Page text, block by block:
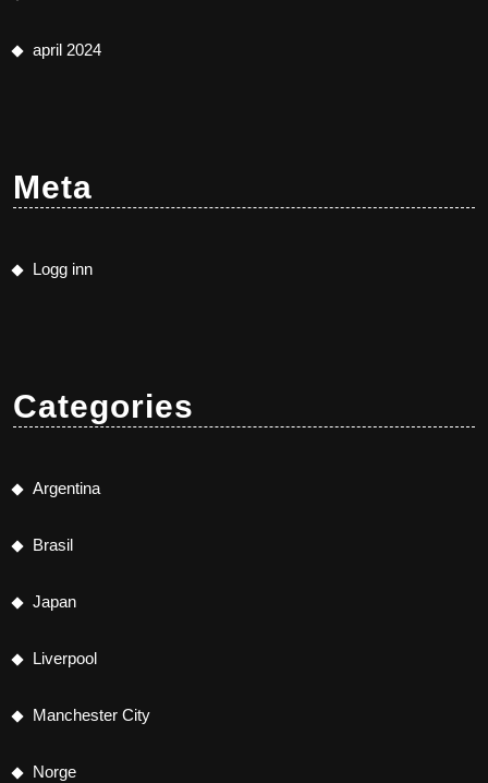
april 2024
Meta
Logg inn
Categories
Argentina
Brasil
Japan
Liverpool
Manchester City
Norge